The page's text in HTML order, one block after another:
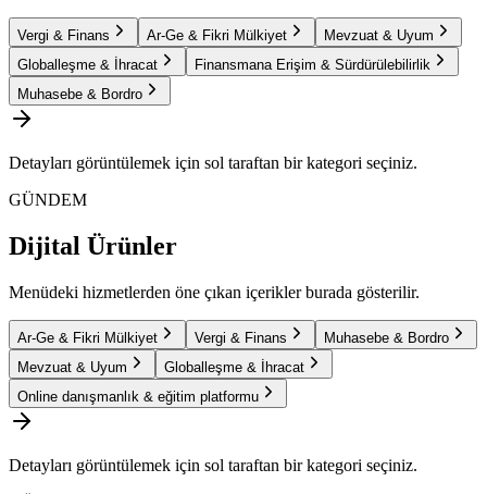
Vergi & Finans Ar-Ge & Fikri Mülkiyet
Mevzuat & Uyum
Globalleşme & İhracat
Finansmana Erişim & Sürdürülebilirlik
Muhasebe & Bordro
Detayları görüntülemek için sol taraftan bir kategori seçiniz.
GÜNDEM
Dijital Ürünler
Menüdeki hizmetlerden öne çıkan içerikler burada gösterilir.
Ar-Ge & Fikri Mülkiyet Vergi & Finans
Muhasebe & Bordro
Mevzuat & Uyum
Globalleşme & İhracat
Online danışmanlık & eğitim platformu
Detayları görüntülemek için sol taraftan bir kategori seçiniz.